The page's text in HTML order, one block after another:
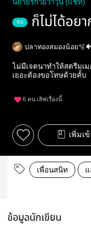
นิยายรักวัยว้าวุ่น (แชท)
จบ ก็ไม่ได้อย
ปลาทองสมองน้อย🫧🐠
ไม่มีเจตนาทำให้สตรีมเ
เยอะต้องขอโทษด้วยคั้บ
6 คน เลิฟเรื่องนี้
เพิ่มเ
เพื่อนสนิท
ข้อมูลนักเขียน